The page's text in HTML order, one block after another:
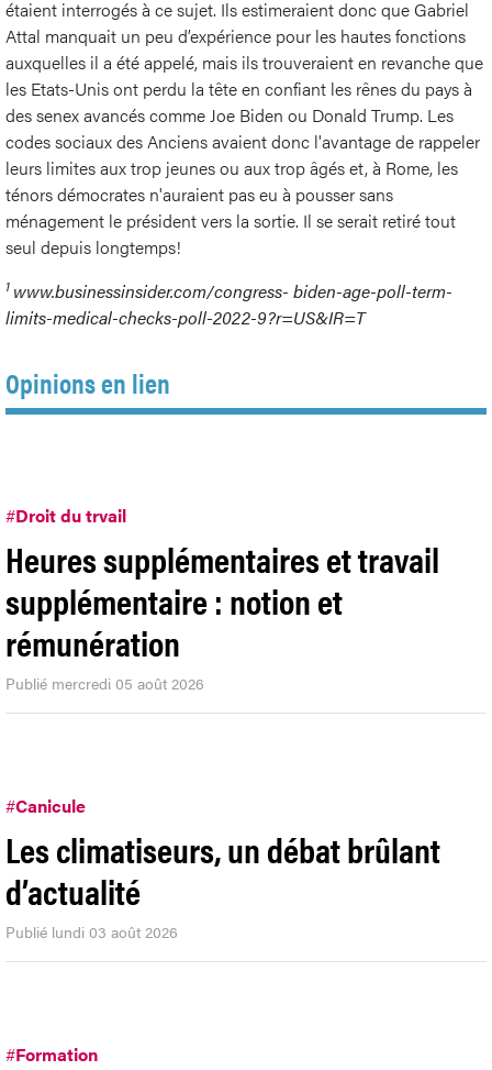
étaient interrogés à ce sujet. Ils estimeraient donc que Gabriel
Attal manquait un peu d’expérience pour les hautes fonctions
auxquelles il a été appelé, mais ils trouveraient en revanche que
les Etats-Unis ont perdu la tête en confiant les rênes du pays à
des senex avancés comme Joe Biden ou Donald Trump. Les
codes sociaux des Anciens avaient donc l'avantage de rappeler
leurs limites aux trop jeunes ou aux trop âgés et, à Rome, les
ténors démocrates n'auraient pas eu à pousser sans
ménagement le président vers la sortie. Il se serait retiré tout
seul depuis longtemps!
1 www.businessinsider.com/congress- biden-age-poll-term-
limits-medical-checks-poll-2022-9?r=US&IR=T
Opinions en lien
#Droit du trvail
Heures supplémentaires et travail
supplémentaire : notion et
rémunération
Publié mercredi 05 août 2026
#Canicule
Les climatiseurs, un débat brûlant
d’actualité
Publié lundi 03 août 2026
#Formation